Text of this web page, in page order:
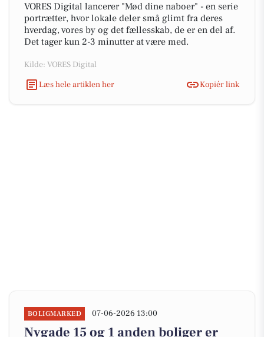
VORES Digital lancerer "Mød dine naboer" - en serie
portrætter, hvor lokale deler små glimt fra deres
hverdag, vores by og det fællesskab, de er en del af.
Det tager kun 2-3 minutter at være med.
Kilde: VORES Digital
Læs hele artiklen her
Kopiér link
BOLIGMARKED 07-06-2026 13:00
Nygade 15 og 1 anden boliger er